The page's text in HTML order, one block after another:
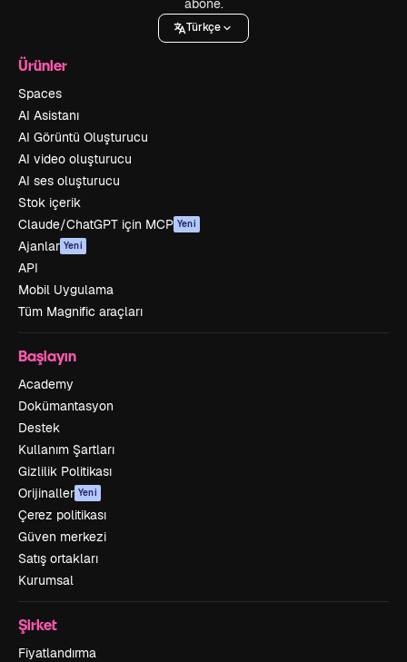
abone.
Türkçe
Ürünler
Spaces
AI Asistanı
AI Görüntü Oluşturucu
AI video oluşturucu
AI ses oluşturucu
Stok içerik
Claude/ChatGPT için MCP Yeni
Ajanlar Yeni
API
Mobil Uygulama
Tüm Magnific araçları
Başlayın
Academy
Dokümantasyon
Destek
Kullanım Şartları
Gizlilik Politikası
Orijinaller Yeni
Çerez politikası
Güven merkezi
Satış ortakları
Kurumsal
Şirket
Fiyatlandırma